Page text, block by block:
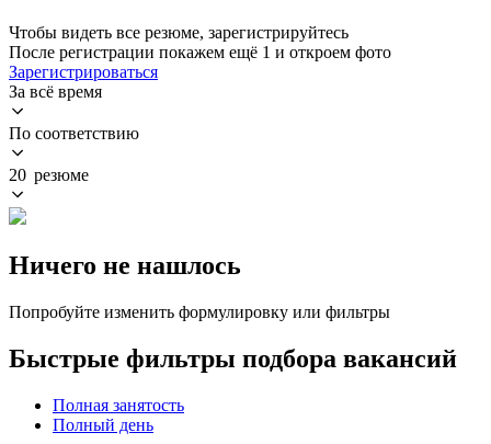
Чтобы видеть все резюме, зарегистрируйтесь
После регистрации покажем ещё 1 и откроем фото
Зарегистрироваться
За всё время
По соответствию
20 резюме
Ничего не нашлось
Попробуйте изменить формулировку или фильтры
Быстрые фильтры подбора вакансий
Полная занятость
Полный день